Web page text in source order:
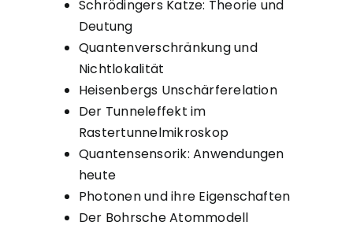
Schrödingers Katze: Theorie und
Deutung
Quantenverschränkung und
Nichtlokalität
Heisenbergs Unschärferelation
Der Tunneleffekt im
Rastertunnelmikroskop
Quantensensorik: Anwendungen
heute
Photonen und ihre Eigenschaften
Der Bohrsche Atommodell